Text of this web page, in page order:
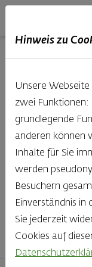
Was gibt es
der Wahl zu
auf den kleinen,
Haubis. Beste
Namen auch
Finden Sie
Hinweis zu
Unsere
zwei Funktionen:
grundlegende
anderen können
Inhalte für Sie
werden
Besuchern
Einverständnis in
Sie jederzeit
Cookies auf